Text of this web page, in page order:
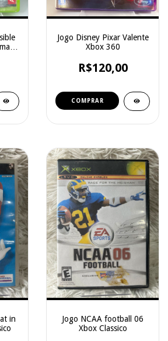
Jogo Disney Pixar Valente
Xbox 360
R$120,00
in
Jogo NCAA football 06
Xbox Classico